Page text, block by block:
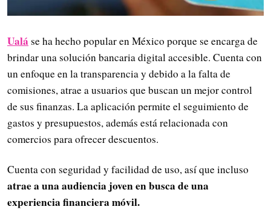
Ualá se ha hecho popular en México porque se encarga de
brindar una solución bancaria digital accesible. Cuenta con
un enfoque en la transparencia y debido a la falta de
comisiones, atrae a usuarios que buscan un mejor control
de sus finanzas. La aplicación permite el seguimiento de
gastos y presupuestos, además está relacionada con
comercios para ofrecer descuentos.
Cuenta con seguridad y facilidad de uso, así que incluso
atrae a una audiencia joven en busca de una
experiencia financiera móvil.